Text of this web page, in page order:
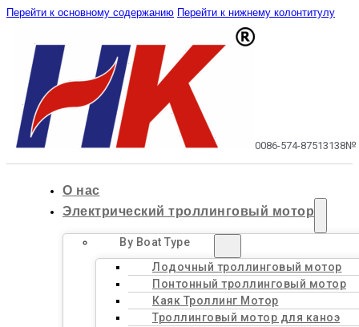
Перейти к основному содержанию Перейти к нижнему колонтитулу
0086-574-87513138№
О нас
Электрический троллинговый мотор
By Boat Type
Лодочный троллинговый мотор
Понтонный троллинговый мотор
Каяк Троллинг Мотор
Троллинговый мотор для каноэ